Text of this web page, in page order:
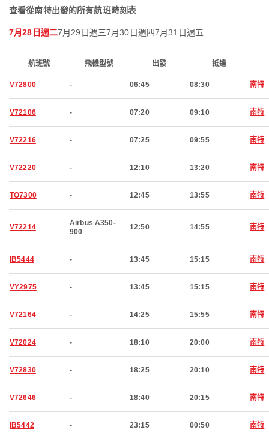
查看從南特出發的所有航班時刻表
7月28日週二7月29日週三7月30日週四7月31日週五
航班號 飛機型號 出發 抵達
V72800 - 06:45 08:30 南特
V72106 - 07:20 09:10 南特
V72216 - 07:25 09:55 南特
V72220 - 12:10 13:20 南特
TO7300 - 12:45 13:55 南特
V72214
Airbus A350-
900
12:50 14:55 南特
IB5444 - 13:45 15:15 南特
VY2975 - 13:45 15:15 南特
V72164 - 14:25 15:55 南特
V72024 - 18:10 20:00 南特
V72830 - 18:25 20:10 南特
V72646 - 18:40 20:15 南特
IB5442 - 23:15 00:50 南特